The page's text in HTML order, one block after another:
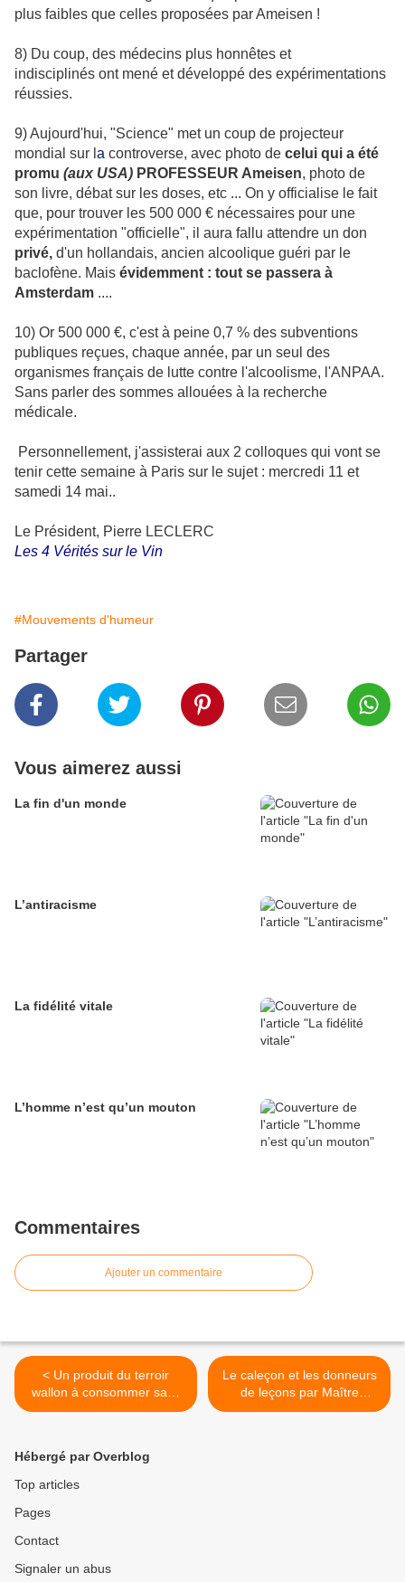
plus faibles que celles proposées par Ameisen !
8) Du coup, des médecins plus honnêtes et
indisciplinés ont mené et développé des expérimentations
réussies.
9) Aujourd'hui, "Science" met un coup de projecteur
mondial sur l a controverse, avec photo de celui qui a été
promu (aux USA) PROFESSEUR Ameisen, photo de
son livre, débat sur les doses, etc ... On y officialise le fait
que, pour trouver les 500 000 € nécessaires pour une
expérimentation "officielle", il aura fallu attendre un don
privé, d'un hollandais, ancien alcoolique guéri par le
baclofène. Mais évidemment : tout se passera à
Amsterdam ....
10) Or 500 000 €, c'est à peine 0,7 % des subventions
publiques reçues, chaque année, par un seul des
organismes français de lutte contre l'alcoolisme, l'ANPAA.
Sans parler des sommes allouées à la recherche
médicale.
Personnellement, j'assisterai aux 2 colloques qui vont se
tenir cette semaine à Paris sur le sujet : mercredi 11 et
samedi 14 mai..
Le Président, Pierre LECLERC
Les 4 Vérités sur le Vin
#Mouvements d'humeur
Partager
Vous aimerez aussi
La fin d'un monde
L’antiracisme
La fidélité vitale
L’homme n’est qu’un mouton
Commentaires
Ajouter un commentaire
< Un produit du terroir
wallon à consommer sans
modération
Le caleçon et les donneurs
de leçons par Maître
Collard >
Hébergé par Overblog
Top articles
Pages
Contact
Signaler un abus